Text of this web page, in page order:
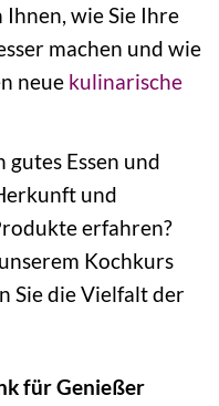
wie Sie Ihre
machen und wie
neue kulinarische
gutes Essen und
und
erfahren?
Kochkurs
Sie die Vielfalt der
für Genießer